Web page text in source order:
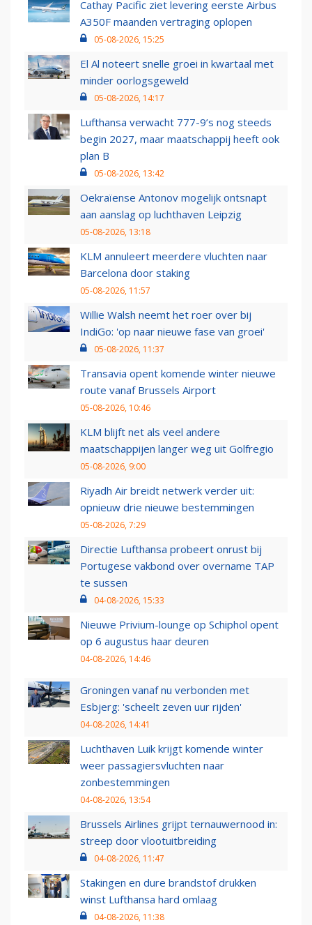
Cathay Pacific ziet levering eerste Airbus
A350F maanden vertraging oplopen
05-08-2026, 15:25
El Al noteert snelle groei in kwartaal met
minder oorlogsgeweld
05-08-2026, 14:17
Lufthansa verwacht 777-9’s nog steeds
begin 2027, maar maatschappij heeft ook
plan B
05-08-2026, 13:42
Oekraïense Antonov mogelijk ontsnapt
aan aanslag op luchthaven Leipzig
05-08-2026, 13:18
KLM annuleert meerdere vluchten naar
Barcelona door staking
05-08-2026, 11:57
Willie Walsh neemt het roer over bij
IndiGo: 'op naar nieuwe fase van groei'
05-08-2026, 11:37
Transavia opent komende winter nieuwe
route vanaf Brussels Airport
05-08-2026, 10:46
KLM blijft net als veel andere
maatschappijen langer weg uit Golfregio
05-08-2026, 9:00
Riyadh Air breidt netwerk verder uit:
opnieuw drie nieuwe bestemmingen
05-08-2026, 7:29
Directie Lufthansa probeert onrust bij
Portugese vakbond over overname TAP
te sussen
04-08-2026, 15:33
Nieuwe Privium-lounge op Schiphol opent
op 6 augustus haar deuren
04-08-2026, 14:46
Groningen vanaf nu verbonden met
Esbjerg: 'scheelt zeven uur rijden'
04-08-2026, 14:41
Luchthaven Luik krijgt komende winter
weer passagiersvluchten naar
zonbestemmingen
04-08-2026, 13:54
Brussels Airlines grijpt ternauwernood in:
streep door vlootuitbreiding
04-08-2026, 11:47
Stakingen en dure brandstof drukken
winst Lufthansa hard omlaag
04-08-2026, 11:38